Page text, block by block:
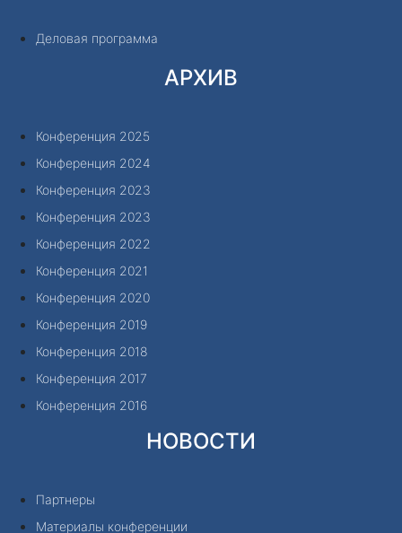
Деловая программа
АРХИВ
Конференция 2025
Конференция 2024
Конференция 2023
Конференция 2023
Конференция 2022
Конференция 2021
Конференция 2020
Конференция 2019
Конференция 2018
Конференция 2017
Конференция 2016
НОВОСТИ
Партнеры
Материалы конференции